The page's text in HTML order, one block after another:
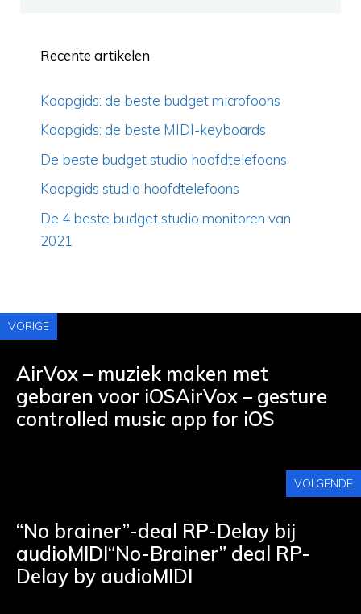
Recente artikelen
Koopgids: de beste budget microfoons
Koopgids: de beste MIDI-keyboards
De beste budget studio hoofdtelefoons
Koopgids studio hoofdtelefoons
De 4 beste budget studio monitoren van
2021
VORIGE
AirVox – muziek maken met
gebaren voor iOSAirVox – gesture
controlled music app for iOS
VOLGENDE
“No brainer”-deal RP-Delay bij
audioMIDI“No-Brainer” deal RP-
Delay by audioMIDI